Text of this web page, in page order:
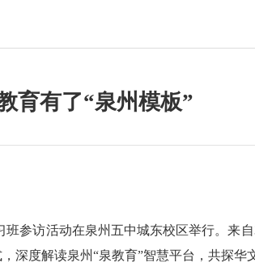
育有了“泉州模板”
访活动在泉州五中城东校区举行。来
度解读泉州“泉教育”智慧平台，共探华